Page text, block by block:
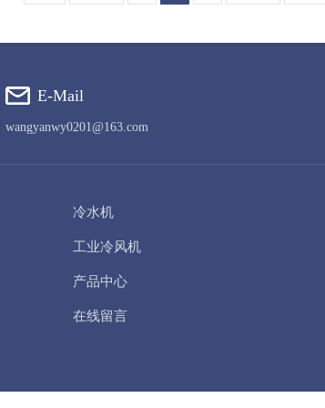
E-Mail
wangyanwy0201@163.com
冷水机
工业冷风机
产品中心
在线留言